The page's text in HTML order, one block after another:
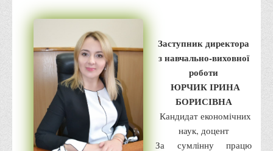
Дії населення в умовах надзвичайних ситуацій воєнного
Правила безпечної поведінки учасників освітнього процесу в
умовах війни
Що можна і не можна знімати, показувати під час війни
Контакти державних та громадських організацій, які
допомагають тим, хто пережили сексуальне насильство,
пов'язане з конфліктом та їх родинам у Вінницькій області
Заступник директора
з навчально-виховної
роботи
ЮРЧИК ІРИНА
БОРИСІВНА
Кандидат економічних
наук, доцент
За сумлінну працю